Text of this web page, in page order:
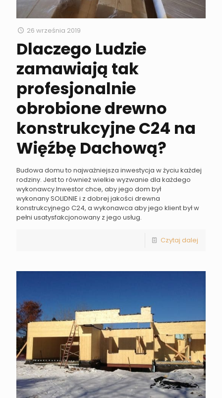
26 września 2019
Dlaczego Ludzie
zamawiają tak
profesjonalnie
obrobione drewno
konstrukcyjne C24 na
Więźbę Dachową?
Budowa domu to najważniejsza inwestycja w życiu każdej
rodziny. Jest to również wielkie wyzwanie dla każdego
wykonawcy.Inwestor chce, aby jego dom był
wykonany SOLIDNIE i z dobrej jakości drewna
konstrukcyjnego C24, a wykonawca aby jego klient był w
pełni usatysfakcjonowany z jego usług.
Czytaj dalej